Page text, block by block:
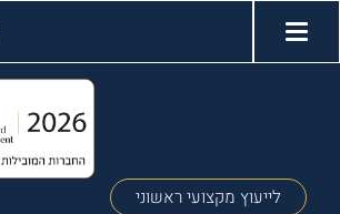
לייעוץ מקצועי ראשוני